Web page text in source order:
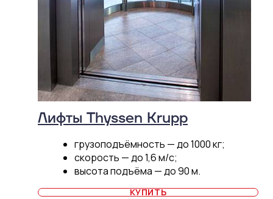
Лифты Thyssen Krupp
грузоподъёмность — до 1000 кг;
скорость — до 1,6 м/с;
высота подъёма — до 90 м.
КУПИТЬ